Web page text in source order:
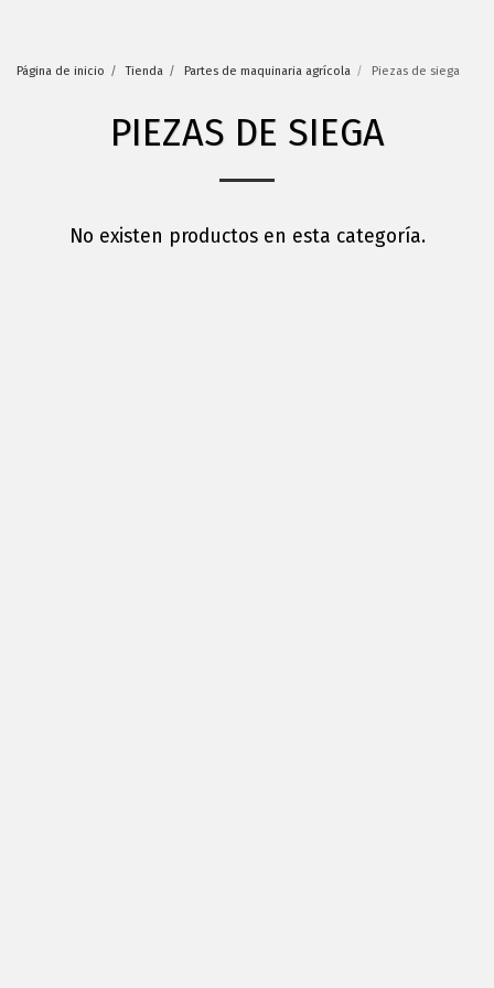
Página de inicio Tienda Partes de maquinaria agrícola Piezas de siega
PIEZAS DE SIEGA
No existen productos en esta categoría.